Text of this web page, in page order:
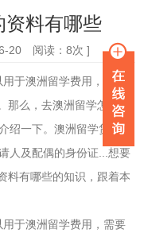
资料有哪些
20 阅读：8次 ]
于澳洲留学费用，需要
么，去澳洲留学怎么办
绍一下。澳洲留学贷款怎
人及配偶的身份证...想要
料有哪些的知识，跟着本
于澳洲留学费用，需要